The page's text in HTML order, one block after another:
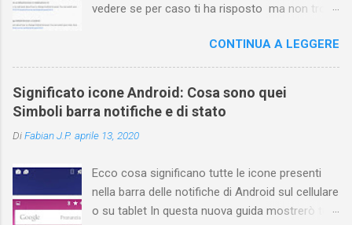
vedere se per caso ti ha risposto ma non trovi
nessuna voce del tipo " cronologia commenti
YouTube " o cose simili? Vuoi sapere come
farlo sia se accedi dal tuo computer (PC/Mac)
oppure tramite smartphone (Android o iPhone)
trovare i propri commenti di YouTube , ossia
Ovviamente la risposta é positiva ma mi ci è
voluto un bel po' di tempo prima di trovare
questa funzione di YouTube perché è anche
CONTINUA A LEGGERE
Significato icone Android: Cosa sono quei
Simboli barra notifiche e di stato
DiFabian J.P. aprile 13, 2020
Ecco cosa significano tutte le icone presenti
nella barra delle notifiche di Android sul cellulare
o su tablet In questa nuova guida mostrerò tutti